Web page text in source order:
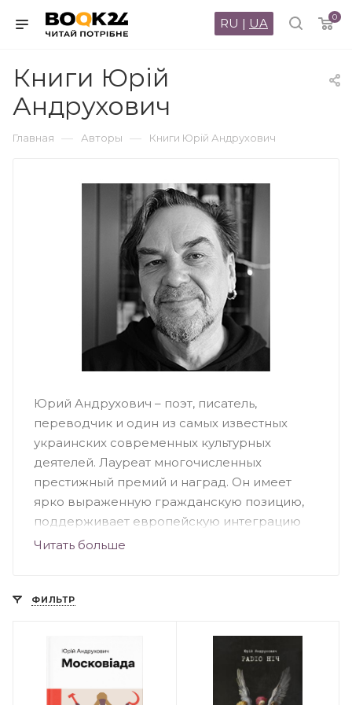
0
RU | UA
Книги Юрій
Андрухович
Главная — Авторы — Книги Юрій Андрухович
Юрий Андрухович – поэт, писатель,
переводчик и один из самых известных
украинских современных культурных
деятелей. Лауреат многочисленных
престижный премий и наград. Он имеет
ярко выраженную гражданскую позицию,
поддерживает европейскую интеграцию
Украины и активно занимается
популярностью не только на территории
Публицистические труды и книги автора
переводятся на множество языков и
издаются в большинстве стран Европы, а
западные критики называют Юрия
Читать больше
ФИЛЬТР